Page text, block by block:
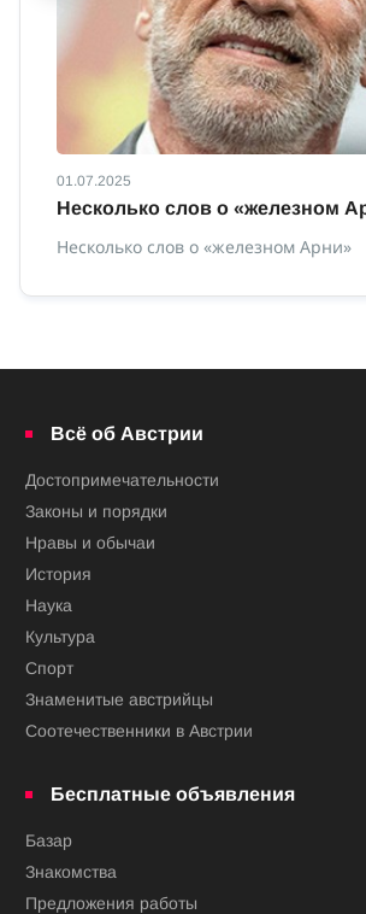
01.07.2025
Несколько слов о «железном
Несколько слов о «железном Арни»
Всё об Австрии
Достопримечательности
Законы и порядки
Нравы и обычаи
История
Наука
Культура
Спорт
Знаменитые австрийцы
Соотечественники в Австрии
Бесплатные объявления
Базар
Знакомства
Предложения работы